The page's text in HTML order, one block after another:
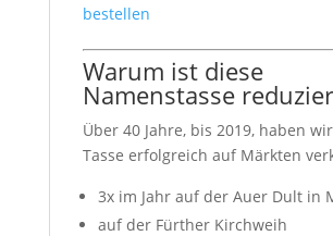
bestellen
Warum ist diese
Namenstasse
Über 40 Jahre, bis 2019, haben
Tasse erfolgreich auf Märkten
3x im Jahr auf der Auer Dult in
auf der Fürther Kirchweih